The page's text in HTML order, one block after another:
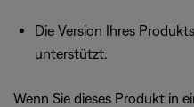
Die Version Ihres
unterstützt.
Wenn Sie dieses Produkt in